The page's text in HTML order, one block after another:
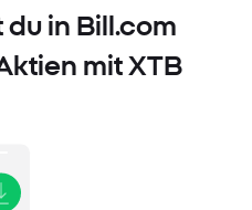
in Bill.com
mit XTB